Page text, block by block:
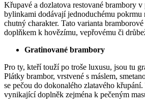
Křupavé a dozlatova restované brambory
bylinkami dodávají jednoduchému pokrmu
chutný charakter. Tato varianta
doplňkem k hovězímu, vepřovému či
Gratinované brambory
Pro ty, kteří touží po troše luxusu, jsou tu
Plátky brambor, vrstvené s máslem,
se pečou do dokonalého zlatavého
vynikající doplněk zejména k pečeným